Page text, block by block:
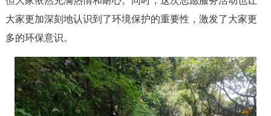
大家更加深刻地认识到了环境保护的重要性，激发了大家更
多的环保意识。